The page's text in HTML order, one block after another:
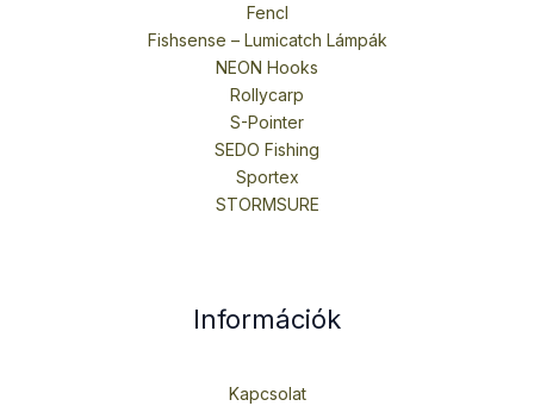
Fencl
Fishsense – Lumicatch Lámpák
NEON Hooks
Rollycarp
S-Pointer
SEDO Fishing
Sportex
STORMSURE
Információk
Kapcsolat